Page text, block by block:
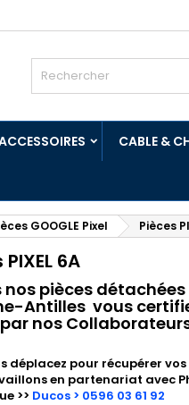
CABLE &
GOOGLE Pixel Pièces
6A
nos pièces
Antilles vous
nos
déplacez pour récupérer
en partenariat avec
>> Ducos > 0596 03 61 92